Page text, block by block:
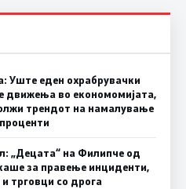
Уште еден охрабрувачки
движења во економомијата,
трендот на намалување
„Децата“ на Филипче од
за правење инциденти,
трговци со дрога